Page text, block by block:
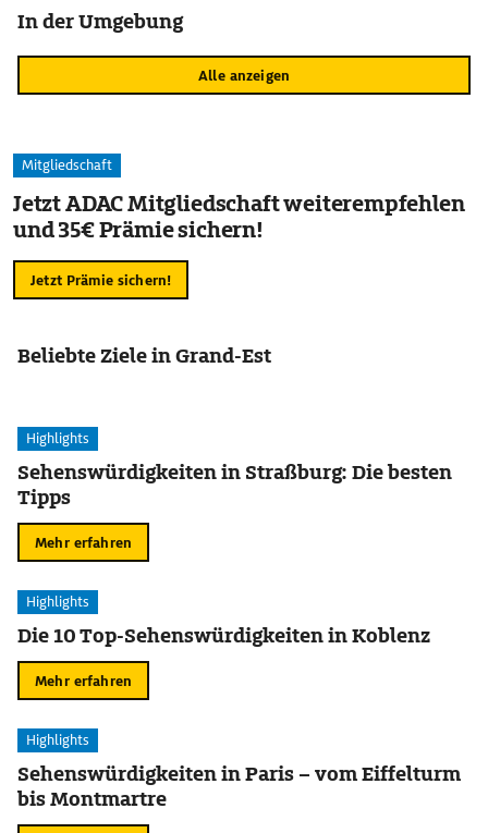
In der Umgebung
Alle anzeigen
Mitgliedschaft
Jetzt ADAC Mitgliedschaft weiterempfehlen
und 35€ Prämie sichern!
Jetzt Prämie sichern!
Beliebte Ziele in Grand-Est
Highlights
Sehenswürdigkeiten in Straßburg: Die besten
Tipps
Mehr erfahren
Highlights
Die 10 Top-Sehenswürdigkeiten in Koblenz
Mehr erfahren
Highlights
Sehenswürdigkeiten in Paris – vom Eiffelturm
bis Montmartre